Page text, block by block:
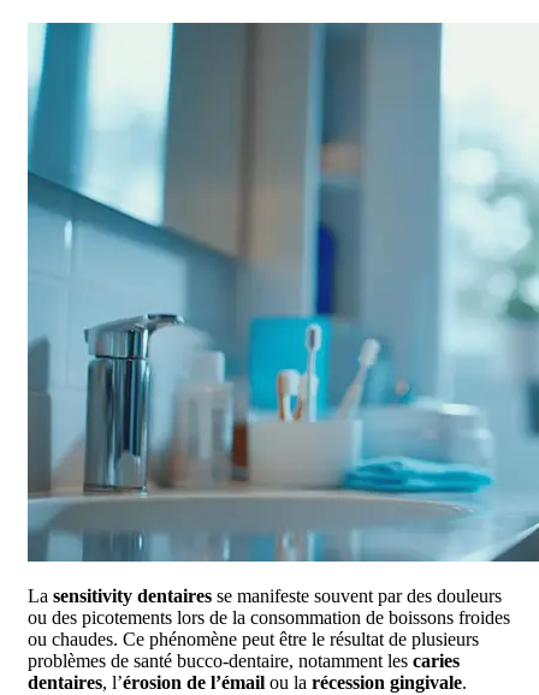
La sensitivity dentaires se manifeste souvent par des douleurs
ou des picotements lors de la consommation de boissons froides
ou chaudes. Ce phénomène peut être le résultat de plusieurs
problèmes de santé bucco-dentaire, notamment les caries
dentaires, l’érosion de l’émail ou la récession gingivale.